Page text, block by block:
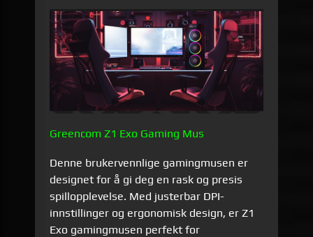
Greencom Z1 Exo Gaming Mus
Denne brukervennlige gamingmusen er
designet for å gi deg en rask og presis
spillopplevelse. Med justerbar DPI-
innstillinger og ergonomisk design, er Z1
Exo gamingmusen perfekt for